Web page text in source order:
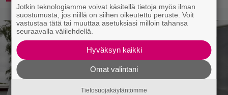
Jotkin teknologiamme voivat käsitellä tietoja myös ilman
suostumusta, jos niillä on siihen oikeutettu peruste. Voit
vastustaa tätä tai muuttaa asetuksiasi milloin tahansa
seuraavalla välilehdellä.
Hyväksyn kaikki
Omat valintani
Tietosuojakäytäntömme